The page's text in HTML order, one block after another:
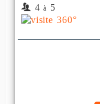
4 à 5